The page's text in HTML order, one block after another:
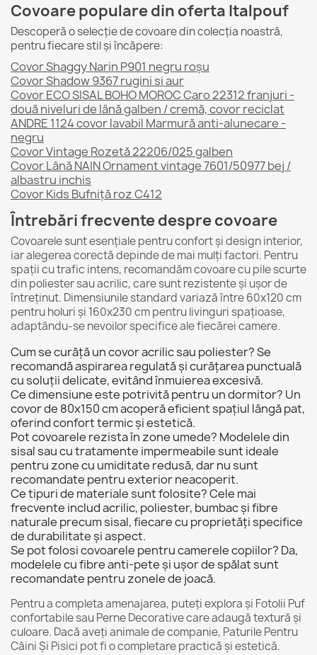
Covoare populare din oferta Italpouf
Descoperă o selecție de covoare din colecția noastră,
pentru fiecare stil și încăpere:
Covor Shaggy Narin P901 negru roșu
Covor Shadow 9367 rugini si aur
Covor ECO SISAL BOHO MOROC Caro 22312 franjuri -
două niveluri de lână galben / cremă, covor reciclat
ANDRE 1124 covor lavabil Marmură anti-alunecare -
negru
Covor Vintage Rozetă 22206/025 galben
Covor Lână NAIN Ornament vintage 7601/50977 bej /
albastru inchis
Covor Kids Bufniţă roz C412
Întrebări frecvente despre covoare
Covoarele sunt esențiale pentru confort și design interior,
iar alegerea corectă depinde de mai mulți factori. Pentru
spații cu trafic intens, recomandăm covoare cu pile scurte
din poliester sau acrilic, care sunt rezistente și ușor de
întreținut. Dimensiunile standard variază între 60x120 cm
pentru holuri și 160x230 cm pentru livinguri spațioase,
adaptându-se nevoilor specifice ale fiecărei camere.
Cum se curăță un covor acrilic sau poliester? Se
recomandă aspirarea regulată și curățarea punctuală
cu soluții delicate, evitând înmuierea excesivă.
Ce dimensiune este potrivită pentru un dormitor? Un
covor de 80x150 cm acoperă eficient spațiul lângă pat,
oferind confort termic și estetică.
Pot covoarele rezista în zone umede? Modelele din
sisal sau cu tratamente impermeabile sunt ideale
pentru zone cu umiditate redusă, dar nu sunt
recomandate pentru exterior neacoperit.
Ce tipuri de materiale sunt folosite? Cele mai
frecvente includ acrilic, poliester, bumbac și fibre
naturale precum sisal, fiecare cu proprietăți specifice
de durabilitate și aspect.
Se pot folosi covoarele pentru camerele copiilor? Da,
modelele cu fibre anti-pete și ușor de spălat sunt
recomandate pentru zonele de joacă.
Pentru a completa amenajarea, puteți explora și Fotolii Puf
confortabile sauPerne Decorativecare adaugă textură și
culoare. Dacă aveți animale de companie, Paturile Pentru
Câini Și Pisici pot fi o completare practică și estetică.